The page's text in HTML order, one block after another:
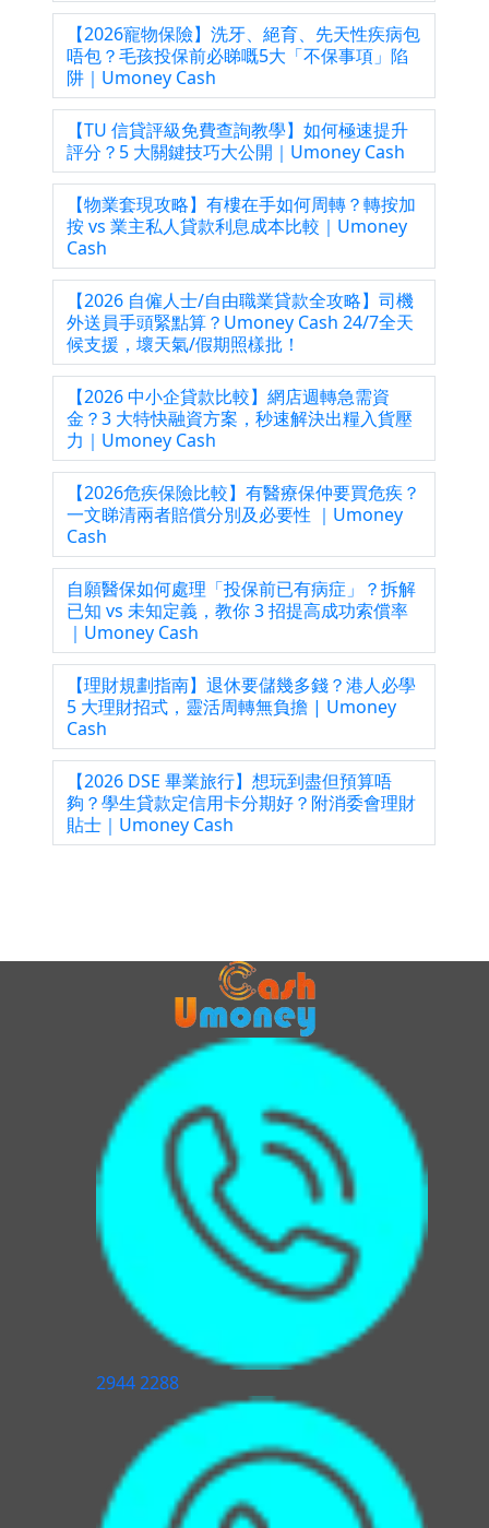
【2026寵物保險】洗牙、絕育、先天性疾病包
唔包？毛孩投保前必睇嘅5大「不保事項」陷
阱｜Umoney Cash
【TU 信貸評級免費查詢教學】如何極速提升
評分？5 大關鍵技巧大公開｜Umoney Cash
【物業套現攻略】有樓在手如何周轉？轉按加
按 vs 業主私人貸款利息成本比較｜Umoney
Cash
【2026 自僱人士/自由職業貸款全攻略】司機
外送員手頭緊點算？Umoney Cash 24/7全天
候支援，壞天氣/假期照樣批！
【2026 中小企貸款比較】網店週轉急需資
金？3 大特快融資方案，秒速解決出糧入貨壓
力｜Umoney Cash
【2026危疾保險比較】有醫療保仲要買危疾？
一文睇清兩者賠償分別及必要性 ｜Umoney
Cash
自願醫保如何處理「投保前已有病症」？拆解
已知 vs 未知定義，教你 3 招提高成功索償率
｜Umoney Cash
【理財規劃指南】退休要儲幾多錢？港人必學
5 大理財招式，靈活周轉無負擔 | Umoney
Cash
【2026 DSE 畢業旅行】想玩到盡但預算唔
夠？學生貸款定信用卡分期好？附消委會理財
貼士｜Umoney Cash
2944 2288